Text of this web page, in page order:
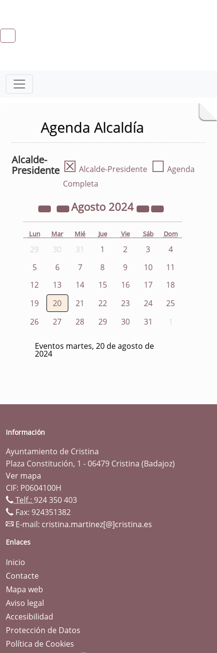
Agenda Alcaldía
Alcalde-
Presidente ☒ Alcalde-Presidente ☐ Agenda
Completa
Agosto 2024
Lun Mar Mié Jue Vie Sáb Dom
29 30 31 1 2 3
4
5
6 7 8 9 10
11
12
13 14 15 16 17
18
19
20 21 22 23 24
25
26
27 28 29 30 31 1
Eventos martes, 20 de agosto de
2024
Información
Ayuntamiento de Cristina
Plaza Constitución, 1 - 06479 Cristina (Badajoz)
Ver mapa
CIF: P0604100H
Telf.: 924 350 403
Fax: 924351382
E-mail: cristina.martinez[@]cristina.es
Enlaces
Inicio
Contacte
Mapa web
Aviso legal
Accesibilidad
Protección de Datos
Política de Cookies